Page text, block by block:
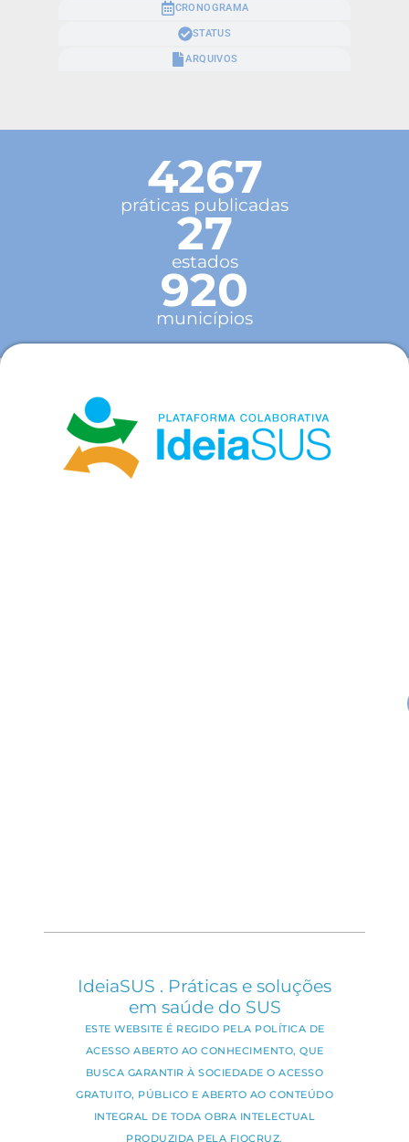
CRONOGRAMA
STATUS
ARQUIVOS
4267
práticas publicadas
27
estados
920
municípios
IdeiaSUS . Práticas e soluções
em saúde do SUS
ESTE WEBSITE É REGIDO PELA POLÍTICA DE
ACESSO ABERTO AO CONHECIMENTO, QUE
BUSCA GARANTIR À SOCIEDADE O ACESSO
GRATUITO, PÚBLICO E ABERTO AO CONTEÚDO
INTEGRAL DE TODA OBRA INTELECTUAL
PRODUZIDA PELA FIOCRUZ.